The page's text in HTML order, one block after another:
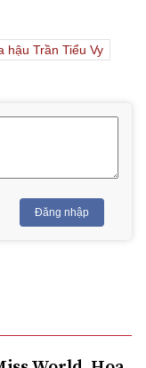
hậu Trần Tiểu Vy
Đăng nhập